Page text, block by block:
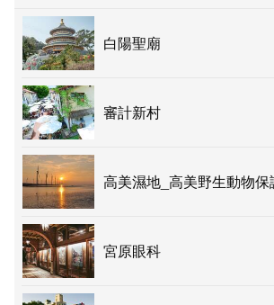
白陽聖廟
審計新村
高美濕地_高美野生動物保
宮原眼科